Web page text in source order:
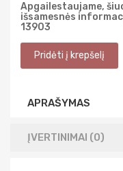
Apgailestaujame,
išsamesnės
13903
APRAŠYMAS
ĮVERTINIMAI (0)